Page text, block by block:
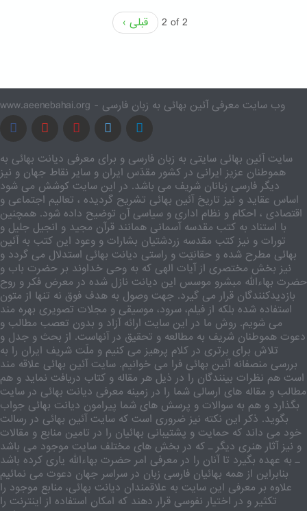
‹ قبلی
2 of 2
www.aeenebahai.org - وب سایت معرفی آئین بهائی به زبان فارسی
سایت آئین بهائی سایتی به زبان فارسی و برای معرفی دیانت بهائی به
هموطنان عزیز ایرانی در کشور مقدّس ایران و سایر نقاط جهان و نیز
دیگر فارسی زبانان شریف می باشد. در این سایت کوشش می شود
اساس عقاید و نیز تاریخ آئین بهائی تشریح گردیده ، تعالیم اجتماعی و
اقتصادی ، احکام و نظام اداری و سیاسی آن توضیح داده شود. همچنین
با استناد به کتب مقدسه آسمانی همانند قرآن مجید و انجیل جلیل و
تورات و نیز کتب مقدسه زردشتیان بشارات و وعود این کتب به آئین
بهائی مطرح شده و حقانیّت و راستی دیانت بهائی استدلال می گردد و
نیز بخش مختصری از آیات الهی که به وحی خداوند بر حضرت باب و
حضرت بهاءالله مبشرو موسس این دیانت نازل شده در معرض فکر و روح
بازدیدکنندگان قرار می گیرد. جهت وصول به هدف فوق نه تنها از متون
استفاده شده بلکه از فیلم، سرود، موسیقی و مجلات تصویری بهره مند
می شویم. روش ما در این سایت ارائه آزاد و بدون تعصب مطالب و
دعوت هموطنان شریف به مطالعه و تحقیق در آنهاست. از بحث و جدل و
تلاش برای برتری در کلام پرهیز می کنیم و ملّت شریف ایران را به
بررسی منصفانه آئین بهائی فرا می خوانیم. سایت آئین بهائی علاقه مند
است هم نظرات بینندگان را در ذیل هر مقاله و کتاب دریافت نماید و هم
مطالب و مقاله های ارسالی شما را در زمینه معرفی دیانت بهائی در سایت
بگذارد و هم به سوالات و پرسش های شما پیرامون دیانت بهائی جواب
بگوید. ذکر این نکته نیز ضروری است که سایت آئین بهائی در رسالت
خود می داند که حمایت و پشتیبانی بهائیان را در تامین منابع و مقالات
و نیز آثار هنری دیگر ـ که در بخش های مختلف سایت موجود می باشد
ـ به عهده بگیرد تا آنان را در معرفی امر حضرت بهاءالله یاری کرده باشد
بنابراین از همه بهائیان فارسی زبان در سراسر جهان دعوت می نمائیم
علاوه بر معرفی این سایت به علاقمندان دیانت بهائی، منابع موجود را
تکثیر و در اختیار نفوسی قرار دهند که امکان استفاده از اینترنت را